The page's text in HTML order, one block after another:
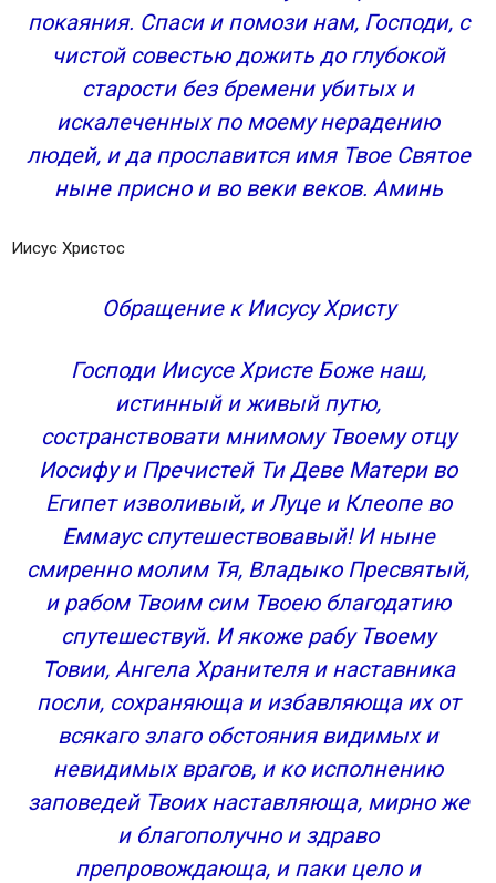
покаяния. Спаси и помози нам, Господи, с
чистой совестью дожить до глубокой
старости без бремени убитых и
искалеченных по моему нерадению
людей, и да прославится имя Твое Святое
ныне присно и во веки веков. Аминь
Иисус Христос
Обращение к Иисусу Христу
Господи Иисусе Христе Боже наш,
истинный и живый путю,
состранствовати мнимому Твоему отцу
Иосифу и Пречистей Ти Деве Матери во
Египет изволивый, и Луце и Клеопе во
Еммаус спутешествовавый! И ныне
смиренно молим Тя, Владыко Пресвятый,
и рабом Твоим сим Твоею благодатию
спутешествуй. И якоже рабу Твоему
Товии, Ангела Хранителя и наставника
посли, сохраняюща и избавляюща их от
всякаго злаго обстояния видимых и
невидимых врагов, и ко исполнению
заповедей Твоих наставляюща, мирно же
и благополучно и здраво
препровождающа, и паки цело и